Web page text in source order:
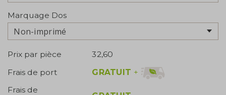
Marquage Dos
Non-imprimé
Prix par pièce
32,60
Frais de port
GRATUIT +
Frais de